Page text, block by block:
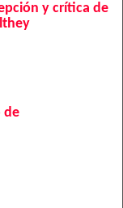
y crítica de
de